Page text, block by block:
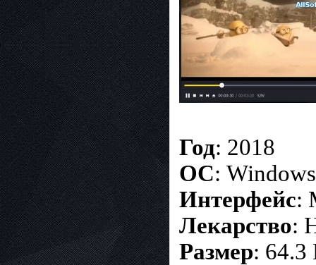
Год: 2018
OС:
Интерфейс:
Лекарство:
Размер: